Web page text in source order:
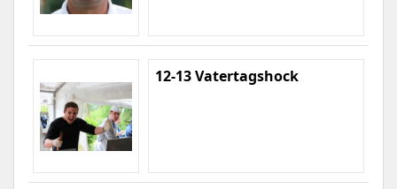
12-13 Vatertagshock